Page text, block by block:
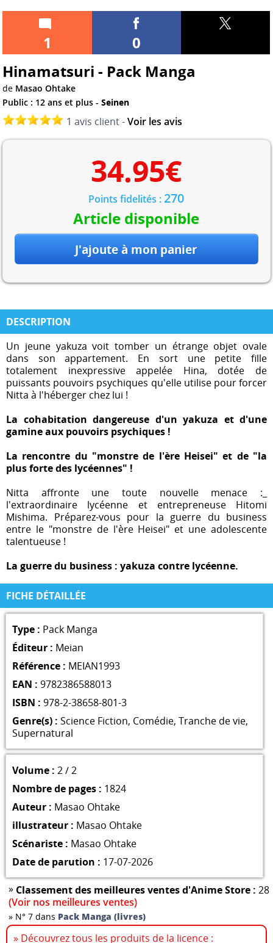
1
0
Hinamatsuri - Pack Manga
de Masao Ohtake
Public : 12 ans et plus -Seinen
1 avis client -Voir les avis
34.95€
Points fidelités :270
Article disponible
DESCRIPTION
Un jeune yakuza voit tomber un étrange objet ovale
dans son appartement. En sort une petite fille
totalement inexpressive appelée Hina, dotée de
puissants pouvoirs psychiques qu'elle utilise pour forcer
Nitta à l'héberger chez lui !
La cohabitation dangereuse d'un yakuza et d'une
gamine aux pouvoirs psychiques !
La rencontre du "monstre de l'ère Heisei" et de "la
plus forte des lycéennes" !
Nitta affronte une toute nouvelle menace :_
l'extraordinaire lycéenne et entrepreneuse Hitomi
Mishima. Préparez-vous pour la guerre du business
entre le "monstre de l'ère Heisei" et une adolescente
talentueuse !
La guerre du business : yakuza contre lycéenne.
FICHE DÉTAILLÉE
Type : Pack Manga
Éditeur : Meian
Référence : MEIAN1993
EAN : 9782386588013
ISBN : 978-2-38658-801-3
Genre(s) : Science Fiction, Comédie, Tranche de vie,
Supernatural
Volume : 2 / 2
Nombre de pages : 1824
Auteur : Masao Ohtake
illustrateur : Masao Ohtake
Scénariste : Masao Ohtake
Date de parution : 17-07-2026
» Classement des meilleures ventes d'Anime Store : 28
(Voir nos meilleures ventes)
» N° 7 dans Pack Manga (livres)
» Découvrez tous les produits de la licence :